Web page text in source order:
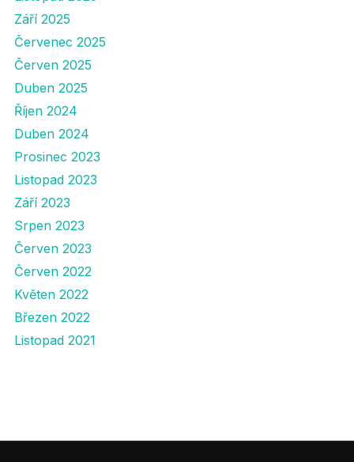
Září 2025
Červenec 2025
Červen 2025
Duben 2025
Říjen 2024
Duben 2024
Prosinec 2023
Listopad 2023
Září 2023
Srpen 2023
Červen 2023
Červen 2022
Květen 2022
Březen 2022
Listopad 2021